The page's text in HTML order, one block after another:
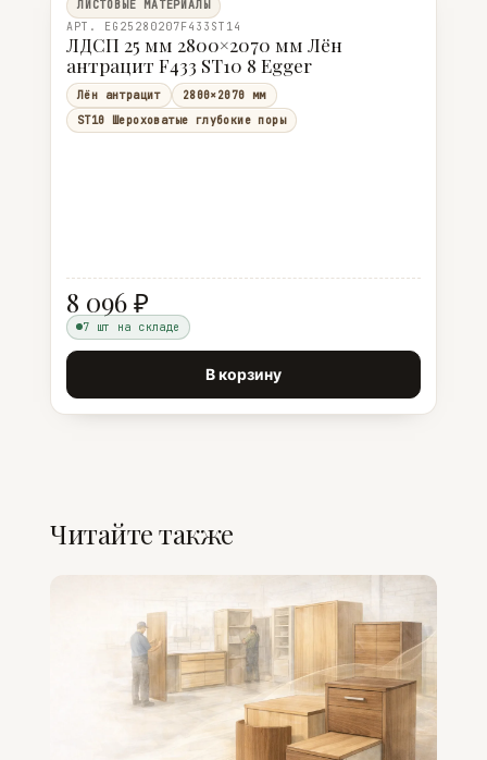
ЛИСТОВЫЕ МАТЕРИАЛЫ
АРТ. EG25280207F433ST14
ЛДСП 25 мм 2800×2070 мм Лён
антрацит F433 ST10 8 Egger
Лён антрацит
2800×2070 мм
ST10 Шероховатые глубокие поры
8 096 ₽
7 шт на складе
В корзину
Читайте также